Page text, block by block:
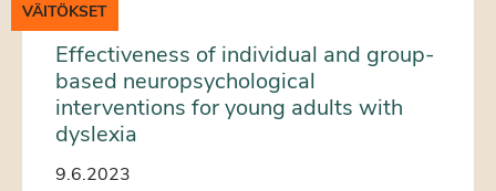
VÄITÖKSET
Effectiveness of individual and group-
based neuropsychological
interventions for young adults with
dyslexia
9.6.2023